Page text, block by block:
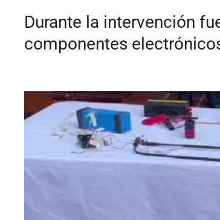
Durante la intervención
componentes